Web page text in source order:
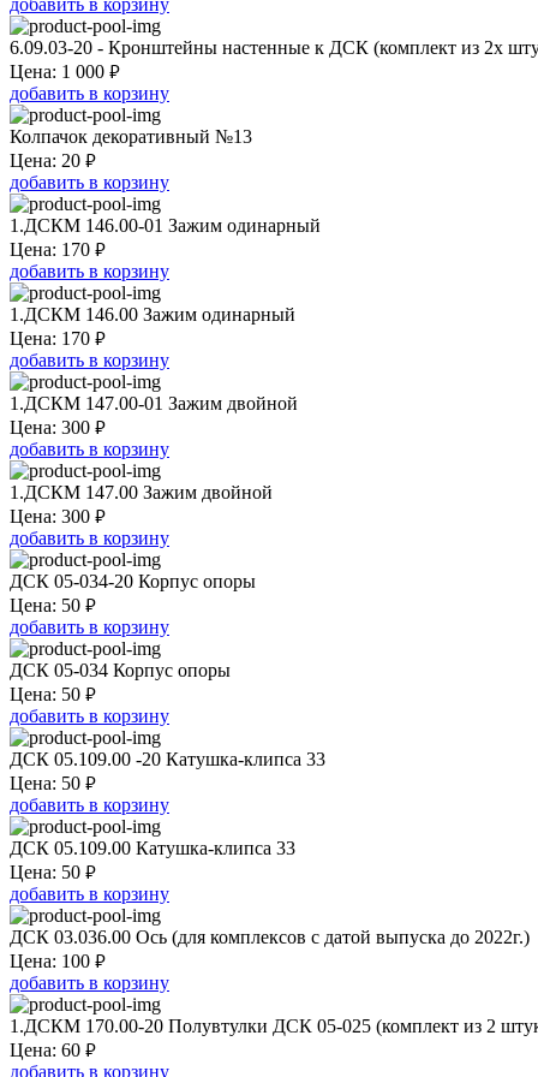
добавить в корзину
6.09.03-20 - Кронштейны настенные к ДСК (комплект из 2х
Цена: 1 000 ₽
добавить в корзину
Колпачок декоративный №13
Цена: 20 ₽
добавить в корзину
1.ДСКМ 146.00-01 Зажим одинарный
Цена: 170 ₽
добавить в корзину
1.ДСКМ 146.00 Зажим одинарный
Цена: 170 ₽
добавить в корзину
1.ДСКМ 147.00-01 Зажим двойной
Цена: 300 ₽
добавить в корзину
1.ДСКМ 147.00 Зажим двойной
Цена: 300 ₽
добавить в корзину
ДСК 05-034-20 Корпус опоры
Цена: 50 ₽
добавить в корзину
ДСК 05-034 Корпус опоры
Цена: 50 ₽
добавить в корзину
ДСК 05.109.00 -20 Катушка-клипса 33
Цена: 50 ₽
добавить в корзину
ДСК 05.109.00 Катушка-клипса 33
Цена: 50 ₽
добавить в корзину
ДСК 03.036.00 Ось (для комплексов с датой выпуска до 2022г.)
Цена: 100 ₽
добавить в корзину
1.ДСКМ 170.00-20 Полувтулки ДСК 05-025 (комплект из 2
Цена: 60 ₽
добавить в корзину